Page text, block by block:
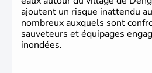
ajoutent un risque inattendu
nombreux auxquels sont
sauveteurs et équipages
inondées.